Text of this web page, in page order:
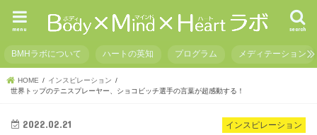
search
menu
BMHラボについて ハートの英知 プログラム メディテーション
HOME
インスピレーション
世界トップのテニスプレーヤー、ショコビッチ選手の言葉が超感動する！
インスピレーション
2022.02.21